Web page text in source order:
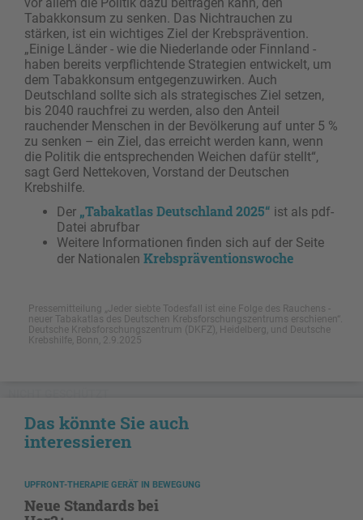
vor allem die Politik dazu beitragen kann, den
Tabakkonsum zu senken. Das Nichtrauchen zu
stärken, ist ein wichtiges Ziel der Krebsprävention.
„Einige Länder - wie die Niederlande oder Finnland -
haben bereits verpflichtende Strategien entwickelt, um
dem Tabakkonsum entgegenzuwirken. Auch
Deutschland sollte sich als strategisches Ziel setzen,
bis 2040 rauchfrei zu werden, also den Anteil
rauchender Menschen in der Bevölkerung auf unter 5 %
zu senken – ein Ziel, das erreicht werden kann, wenn
die Politik die entsprechenden Weichen dafür stellt“,
sagt Gerd Nettekoven, Vorstand der Deutschen
Krebshilfe.
Der „Tabakatlas Deutschland 2025“ ist als pdf-
Datei abrufbar
Weitere Informationen finden sich auf der Seite
der Nationalen Krebspräventionswoche
Pressemitteilung „Jeder siebte Todesfall ist eine Folge des Rauchens -
neuer Tabakatlas des Deutschen Krebsforschungszentrums erschienen“.
Deutsche Krebsforschungszentrum (DKFZ), Heidelberg, und Deutsche
Krebshilfe, Bonn, 2.9.2025
Das könnte Sie auch
interessieren
UPFRONT-THERAPIE GERÄT IN BEWEGUNG
Neue Standards bei